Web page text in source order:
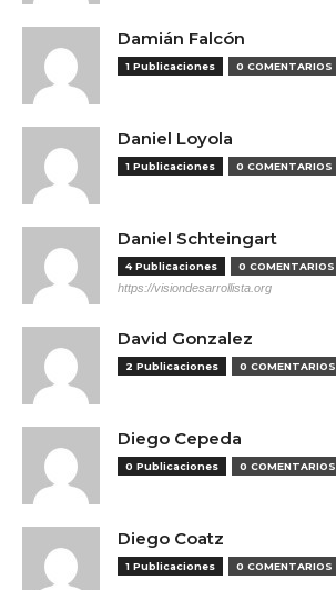
Damián Falcón
1 Publicaciones 0 COMENTARIOS
Daniel Loyola
1 Publicaciones 0 COMENTARIOS
Daniel Schteingart
4 Publicaciones 0 COMENTARIOS
https://visiondesarrollista.org
David Gonzalez
2 Publicaciones 0 COMENTARIOS
Diego Cepeda
0 Publicaciones 0 COMENTARIOS
Diego Coatz
1 Publicaciones 0 COMENTARIOS